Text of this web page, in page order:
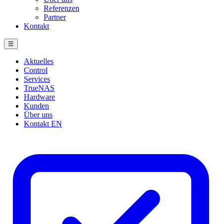
Referenzen
Partner
Kontakt
☰
Aktuelles
Control
Services
TrueNAS
Hardware
Kunden
Über uns
Kontakt EN